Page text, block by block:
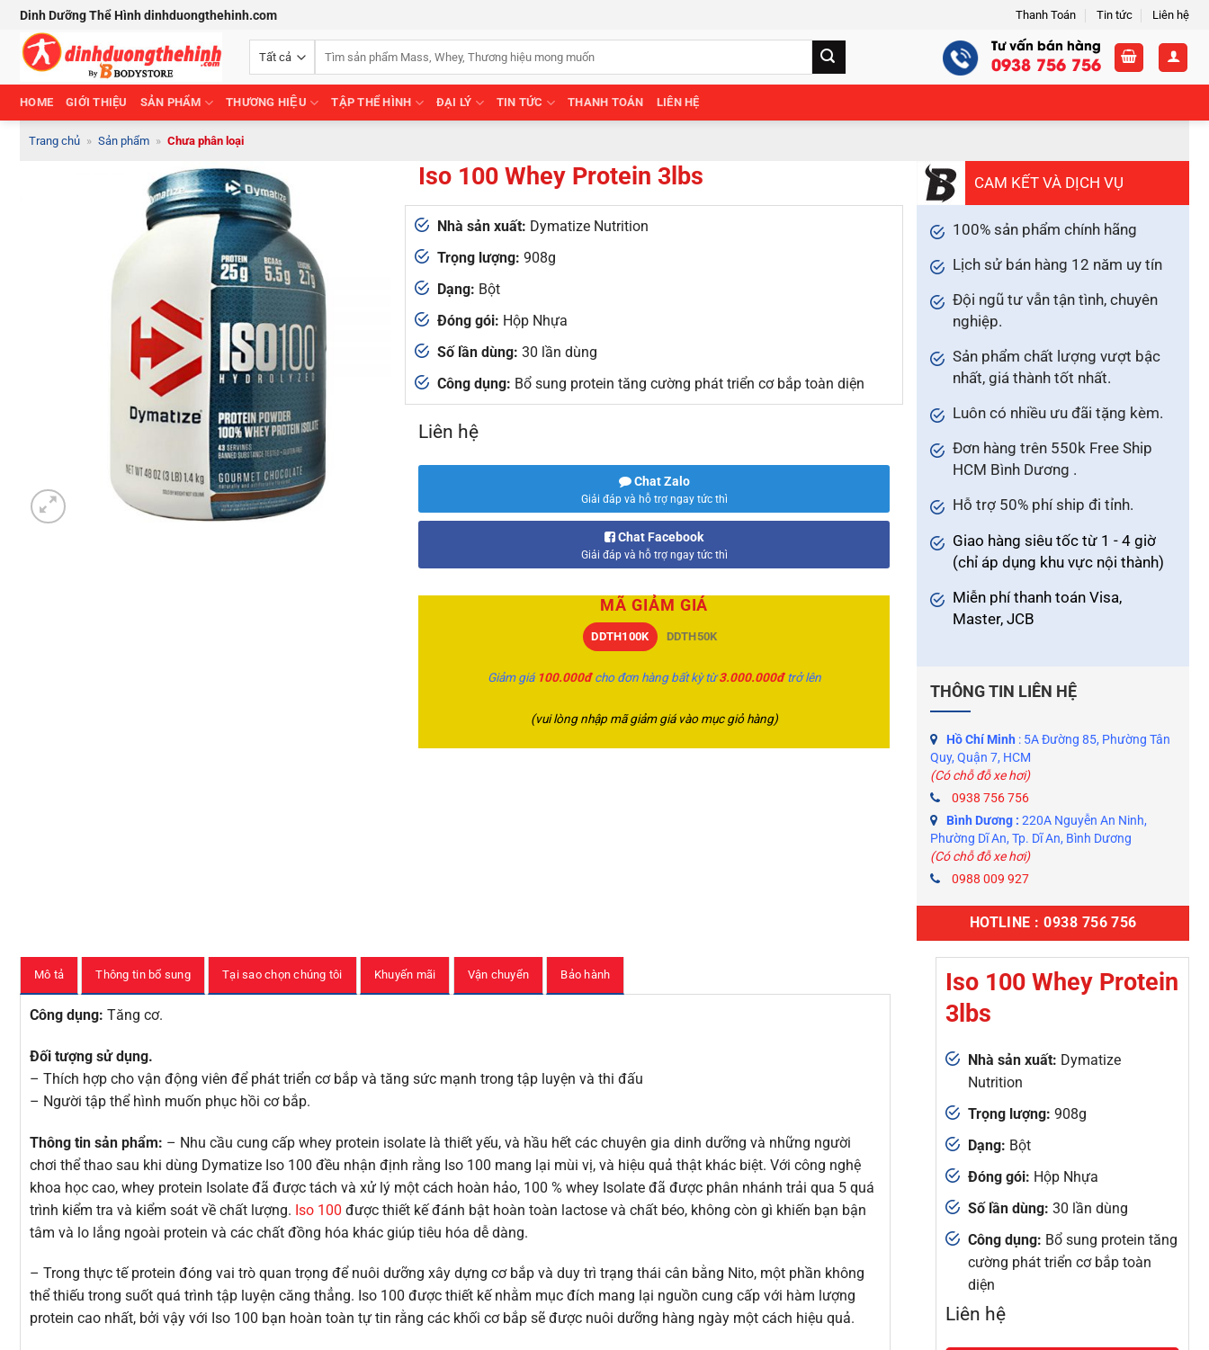
Dinh Dưỡng Thể Hình dinhduongthehinh.com Thanh Toán Tin tức Liên hệ
kiếm:
Tư vấn bán hàng
0938 756 756
HOME GIỚI THIỆU SẢN PHẨM THƯƠNG HIỆU TẬP THỂ HÌNH ĐẠI LÝ TIN TỨC THANH TOÁN LIÊN HỆ
Trang chủ » Sản phẩm » Chưa phân loại
Iso 100 Whey Protein 3lbs
Nhà sản xuất: Dymatize Nutrition
Trọng lượng:908g
Dạng: Bột
Đóng gói: Hộp Nhựa
Số lần dùng:30 lần dùng
Công dụng: Bổ sung protein tăng cường phát triển cơ bắp toàn diện
Liên hệ
Chat Zalo
Giải đáp và hỗ trợ ngay tức thì
Chat Facebook
Giải đáp và hỗ trợ ngay tức thì
MÃ GIẢM GIÁ
DDTH100K DDTH50K
Giảm giá 100.000đcho đơn hàng bất kỳ từ3.000.000đ trở lên
(vui lòng nhập mã giảm giá vào mục giỏ hàng)
CAM KẾT VÀ DỊCH VỤ
100% sản phẩm chính hãng
Lịch sử bán hàng 12 năm uy tín
Đội ngũ tư vẫn tận tình, chuyên
nghiệp.
Sản phẩm chất lượng vượt bậc
nhất, giá thành tốt nhất.
Luôn có nhiều ưu đãi tặng kèm.
Đơn hàng trên 550k Free Ship
HCM Bình Dương .
Hỗ trợ 50% phí ship đi tỉnh.
Giao hàng siêu tốc từ 1 - 4 giờ
(chỉ áp dụng khu vực nội thành)
Miễn phí thanh toán Visa,
Master, JCB
THÔNG TIN LIÊN HỆ
Hồ Chí Minh : 5A Đường 85, Phường Tân
Quy, Quận 7, HCM
(Có chỗ đỗ xe hơi)
0938 756 756
Bình Dương : 220A Nguyễn An Ninh,
Phường Dĩ An, Tp. Dĩ An, Bình Dương
(Có chỗ đỗ xe hơi)
0988 009 927
HOTLINE : 0938 756 756
Mô tả Thông tin bổ sung Tại sao chọn chúng tôi Khuyến mãi Vận chuyển Bảo hành
Công dụng: Tăng cơ.
Đối tượng sử dụng.
– Thích hợp cho vận động viên để phát triển cơ bắp và tăng sức mạnh trong tập luyện và thi đấu
– Người tập thể hình muốn phục hồi cơ bắp.
Thông tin sản phẩm: – Nhu cầu cung cấp whey protein isolate là thiết yếu, và hầu hết các chuyên gia dinh dưỡng và những người
chơi thể thao sau khi dùng Dymatize Iso 100 đều nhận định rằng Iso 100 mang lại mùi vị, và hiệu quả thật khác biệt. Với công nghệ
khoa học cao, whey protein Isolate đã được tách và xử lý một cách hoàn hảo, 100 % whey Isolate đã được phân nhánh trải qua 5 quá
trình kiểm tra và kiểm soát về chất lượng. Iso 100 được thiết kế đánh bật hoàn toàn lactose và chất béo, không còn gì khiến bạn bận
tâm và lo lắng ngoài protein và các chất đồng hóa khác giúp tiêu hóa dễ dàng.
– Trong thực tế protein đóng vai trò quan trọng để nuôi dưỡng xây dựng cơ bắp và duy trì trạng thái cân bằng Nito, một phần không
thể thiếu trong suốt quá trình tập luyện căng thẳng. Iso 100 được thiết kế nhằm mục đích mang lại nguồn cung cấp với hàm lượng
protein cao nhất, bởi vậy với Iso 100 bạn hoàn toàn tự tin rằng các khối cơ bắp sẽ được nuôi dưỡng hàng ngày một cách hiệu quả.
Iso 100 Whey Protein
3lbs
Nhà sản xuất: Dymatize
Nutrition
Trọng lượng:908g
Dạng: Bột
Đóng gói: Hộp Nhựa
Số lần dùng:30 lần dùng
Công dụng: Bổ sung protein tăng
cường phát triển cơ bắp toàn
diện
Liên hệ